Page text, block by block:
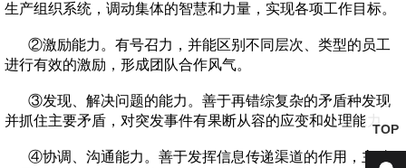
生产组织系统，调动集体的智慧和力量，实现各项工作目标。
②激励能力。有号召力，并能区别不同层次、类型的员工
进行有效的激励，形成团队合作风气。
③发现、解决问题的能力。善于再错综复杂的矛盾种发现
并抓住主要矛盾，对突发事件有果断从容的应变和处理能力。
④协调、沟通能力。善于发挥信息传递渠道的作用，主动
TOP